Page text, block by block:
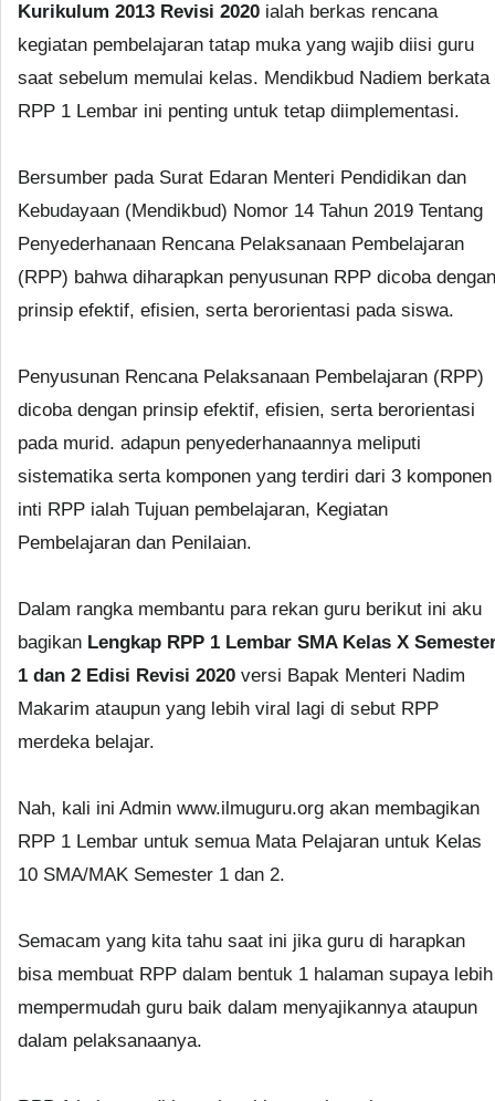
Kurikulum 2013 Revisi 2020 ialah berkas rencana
kegiatan pembelajaran tatap muka yang wajib diisi guru
saat sebelum memulai kelas. Mendikbud Nadiem berkata
RPP 1 Lembar ini penting untuk tetap diimplementasi.
Bersumber pada Surat Edaran Menteri Pendidikan dan
Kebudayaan (Mendikbud) Nomor 14 Tahun 2019 Tentang
Penyederhanaan Rencana Pelaksanaan Pembelajaran
(RPP) bahwa diharapkan penyusunan RPP dicoba dengan
prinsip efektif, efisien, serta berorientasi pada siswa.
Penyusunan Rencana Pelaksanaan Pembelajaran (RPP)
dicoba dengan prinsip efektif, efisien, serta berorientasi
pada murid. adapun penyederhanaannya meliputi
sistematika serta komponen yang terdiri dari 3 komponen
inti RPP ialah Tujuan pembelajaran, Kegiatan
Pembelajaran dan Penilaian.
Dalam rangka membantu para rekan guru berikut ini aku
bagikan Lengkap RPP 1 Lembar SMA Kelas X
1 dan 2 Edisi Revisi 2020 versi Bapak Menteri Nadim
Makarim ataupun yang lebih viral lagi di sebut RPP
merdeka belajar.
Nah, kali ini Admin www.ilmuguru.org akan membagikan
RPP 1 Lembar untuk semua Mata Pelajaran untuk Kelas
10 SMA/MAK Semester 1 dan 2.
Semacam yang kita tahu saat ini jika guru di harapkan
bisa membuat RPP dalam bentuk 1 halaman supaya lebih
mempermudah guru baik dalam menyajikannya ataupun
dalam pelaksanaanya.